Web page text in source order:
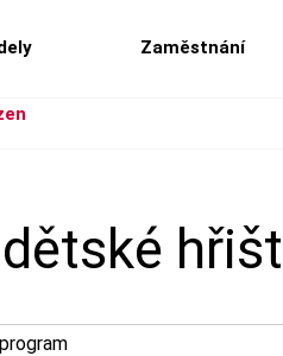
Zaměstnání